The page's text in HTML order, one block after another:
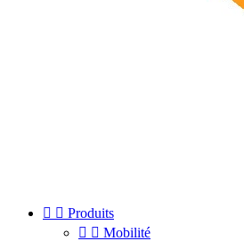
  Produits
  Mobilité